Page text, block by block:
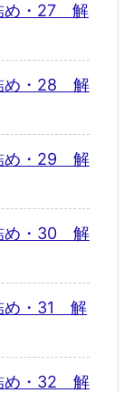
め・27 解
め・28 解
め・29 解
め・30 解
め・31 解
め・32 解